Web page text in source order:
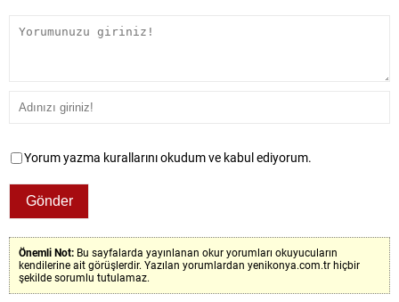
Yorum yazma kurallarını okudum ve kabul ediyorum.
Önemli Not: Bu sayfalarda yayınlanan okur yorumları okuyucuların
kendilerine ait görüşlerdir. Yazılan yorumlardan yenikonya.com.tr hiçbir
şekilde sorumlu tutulamaz.